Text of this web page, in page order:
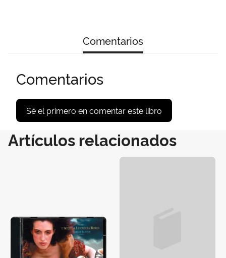
Comentarios
Comentarios
Sé el primero en comentar este libro
Artículos relacionados